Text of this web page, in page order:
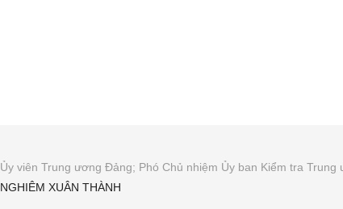
Ủy viên Trung ương Đảng; Phó Chủ nhiệm Ủy ban Kiểm tra Trung
NGHIÊM XUÂN THÀNH